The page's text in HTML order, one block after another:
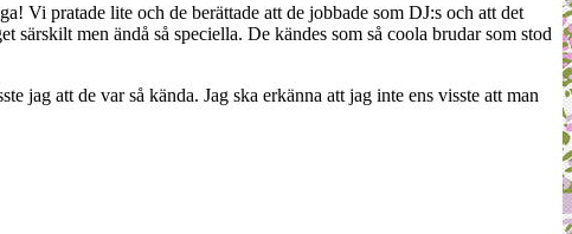
Vi pratade lite och de berättade att de jobbade som DJ:s och att det
men ändå så speciella. De kändes som så coola brudar som stod
jag att de var så kända. Jag ska erkänna att jag inte ens visste att man